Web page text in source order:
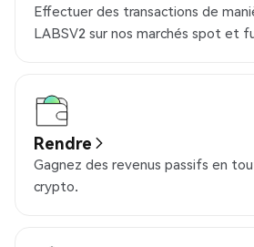
Effectuer des transactions de
LABSV2 sur nos marchés spot et
Rendre
Gagnez des revenus passifs en
crypto.